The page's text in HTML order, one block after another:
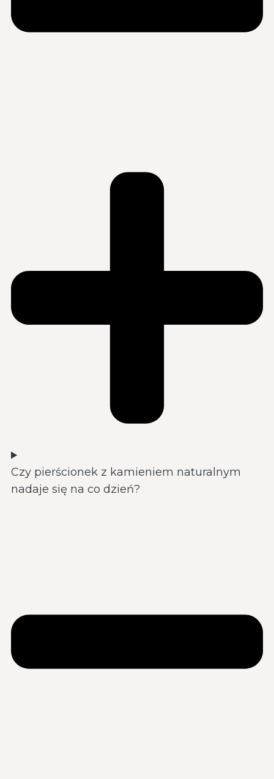
Czy pierścionek z kamieniem naturalnym
nadaje się na co dzień?